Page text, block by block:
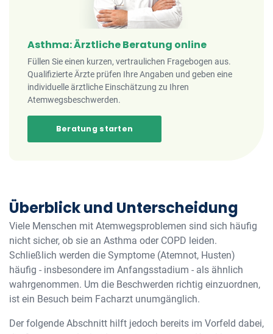
Asthma: Ärztliche Beratung online
Füllen Sie einen kurzen, vertraulichen Fragebogen aus.
Qualifizierte Ärzte prüfen Ihre Angaben und geben eine
individuelle ärztliche Einschätzung zu Ihren
Atemwegsbeschwerden.
Beratung starten
Überblick und Unterscheidung
Viele Menschen mit Atemwegsproblemen sind sich häufig
nicht sicher, ob sie an Asthma oder COPD leiden.
Schließlich werden die Symptome (Atemnot, Husten)
häufig - insbesondere im Anfangsstadium - als ähnlich
wahrgenommen. Um die Beschwerden richtig einzuordnen,
ist ein Besuch beim Facharzt unumgänglich.
Der folgende Abschnitt hilft jedoch bereits im Vorfeld dabei,